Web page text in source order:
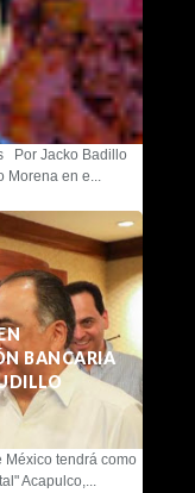
Por Jacko Badillo
Morena en e...
BANCARIA
tendrá como
Acapulco,...